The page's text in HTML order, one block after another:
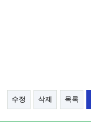
수정 삭제 목록